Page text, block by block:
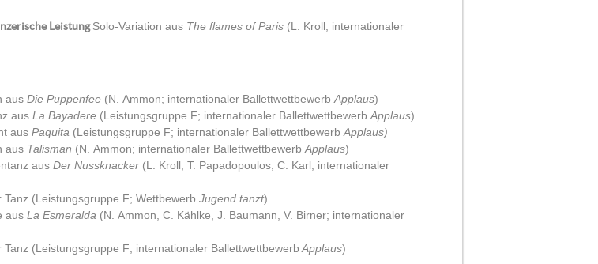
LeistungSolo-Variation aus The flames of Paris (L. Kroll; internationaler
aus Die Puppenfee (N. Ammon; internationaler Ballettwettbewerb Applaus)
aus La Bayadere (Leistungsgruppe F; internationaler Ballettwettbewerb Applaus)
aus Paquita (Leistungsgruppe F; internationaler Ballettwettbewerb Applaus)
aus Talisman (N. Ammon; internationaler Ballettwettbewerb Applaus)
aus Der Nussknacker (L. Kroll, T. Papadopoulos, C. Karl; internationaler
(Leistungsgruppe F; Wettbewerb Jugend tanzt)
aus La Esmeralda (N. Ammon, C. Kählke, J. Baumann, V. Birner; internationaler
(Leistungsgruppe F; internationaler Ballettwettbewerb Applaus)